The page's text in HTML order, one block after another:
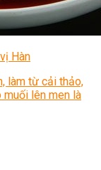
Hàn
làm từ cải thảo,
muối lên men là